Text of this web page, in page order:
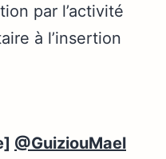
par l’activité
à l’insertion
@GuiziouMael